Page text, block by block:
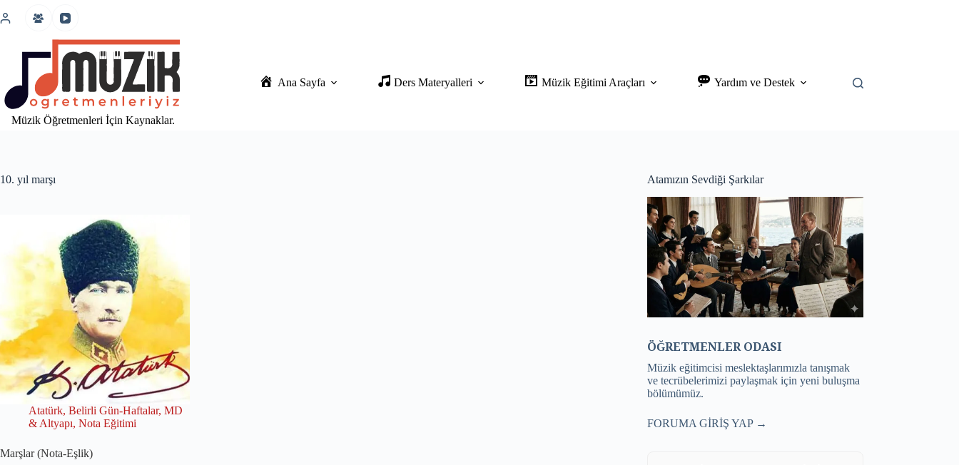
atla
Müzik Öğretmenleri İçin Kaynaklar.
Ana Sayfa Ders Materyalleri Müzik Eğitimi Araçları Yardım ve Destek
10. yıl marşı
Atatürk, Belirli Gün-Haftalar, MD
& Altyapı, Nota Eğitimi
Marşlar (Nota-Eşlik)
Atamızın Sevdiği Şarkılar
ÖĞRETMENLER ODASI
Müzik eğitimcisi meslektaşlarımızla tanışmak
ve tecrübelerimizi paylaşmak için yeni buluşma
bölümümüz.
FORUMA GİRİŞ YAP →